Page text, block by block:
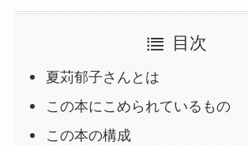
目次
夏苅郁子さんとは
この本にこめられているもの
この本の構成